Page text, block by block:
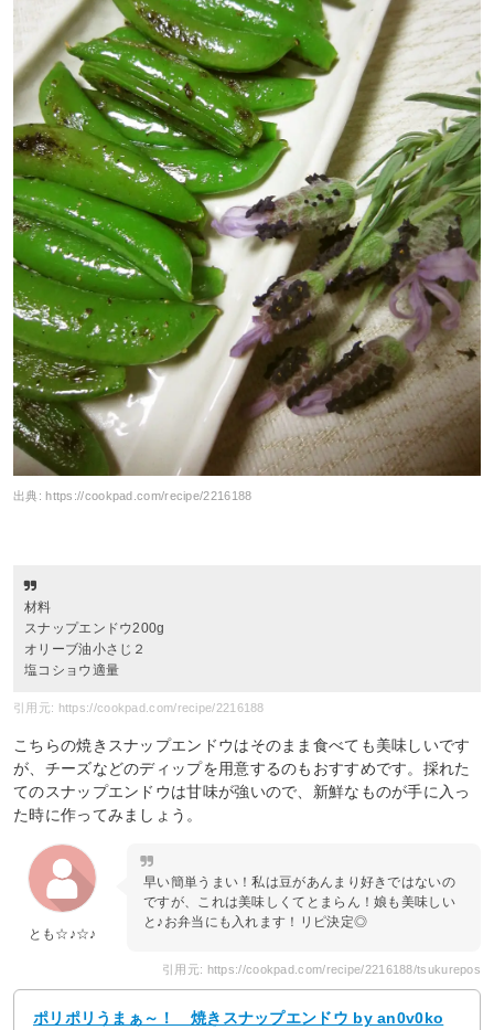
出典:https://cookpad.com/recipe/2216188
材料
スナップエンドウ200g
オリーブ油小さじ２
塩コショウ適量
引用元: https://cookpad.com/recipe/2216188
こちらの焼きスナップエンドウはそのまま食べても美味しいです
が、チーズなどのディップを用意するのもおすすめです。採れた
てのスナップエンドウは甘味が強いので、新鮮なものが手に入っ
た時に作ってみましょう。
とも☆♪☆♪
早い簡単うまい！私は豆があんまり好きではないの
ですが、これは美味しくてとまらん！娘も美味しい
と♪お弁当にも入れます！リピ決定◎
引用元: https://cookpad.com/recipe/2216188/tsukurepos
ポリポリうまぁ～！ 焼きスナップエンドウ by an0v0ko